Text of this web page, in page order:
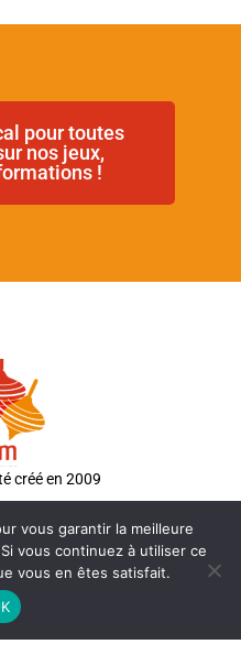
pour toutes
nos jeux,
!
créé en 2009
Loire
vous garantir la meilleure
vous continuez à utiliser ce
vous en êtes satisfait.